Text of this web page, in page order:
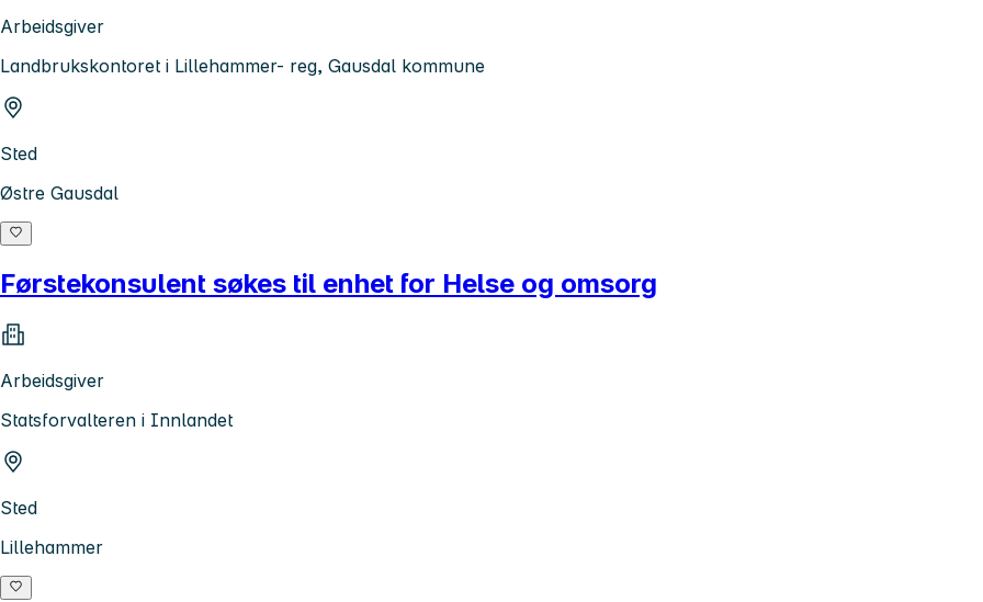
Arbeidsgiver
Landbrukskontoret i Lillehammer- reg, Gausdal kommune
Sted
Østre Gausdal
Førstekonsulent søkes til enhet for Helse og omsorg
Arbeidsgiver
Statsforvalteren i Innlandet
Sted
Lillehammer